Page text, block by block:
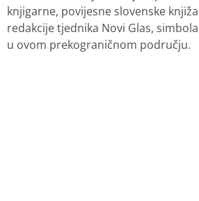
knjigarne, povijesne slovenske
redakcije tjednika Novi Glas,
u ovom prekograničnom području.